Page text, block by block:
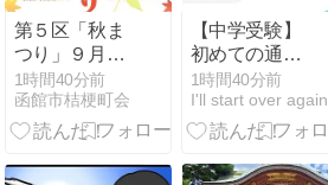
第５区「秋ま
つり」９月５
日（土）予告
1時間40分前
函館市桔梗町会
【中学受験】
初めての通塾
1週間。女子
の世界の洗礼
と、娘の闘争
た日
1時間40分前
I'll start over again.